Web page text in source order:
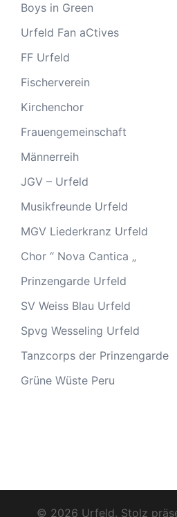
Boys in Green
Urfeld Fan aCtives
FF Urfeld
Fischerverein
Kirchenchor
Frauengemeinschaft
Männerreih
JGV – Urfeld
Musikfreunde Urfeld
MGV Liederkranz Urfeld
Chor “ Nova Cantica „
Prinzengarde Urfeld
SV Weiss Blau Urfeld
Spvg Wesseling Urfeld
Tanzcorps der Prinzengarde
Grüne Wüste Peru
© 2026 Urfeld. Stolz